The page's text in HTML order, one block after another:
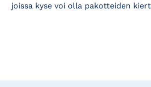
joissa kyse voi olla pakotteiden